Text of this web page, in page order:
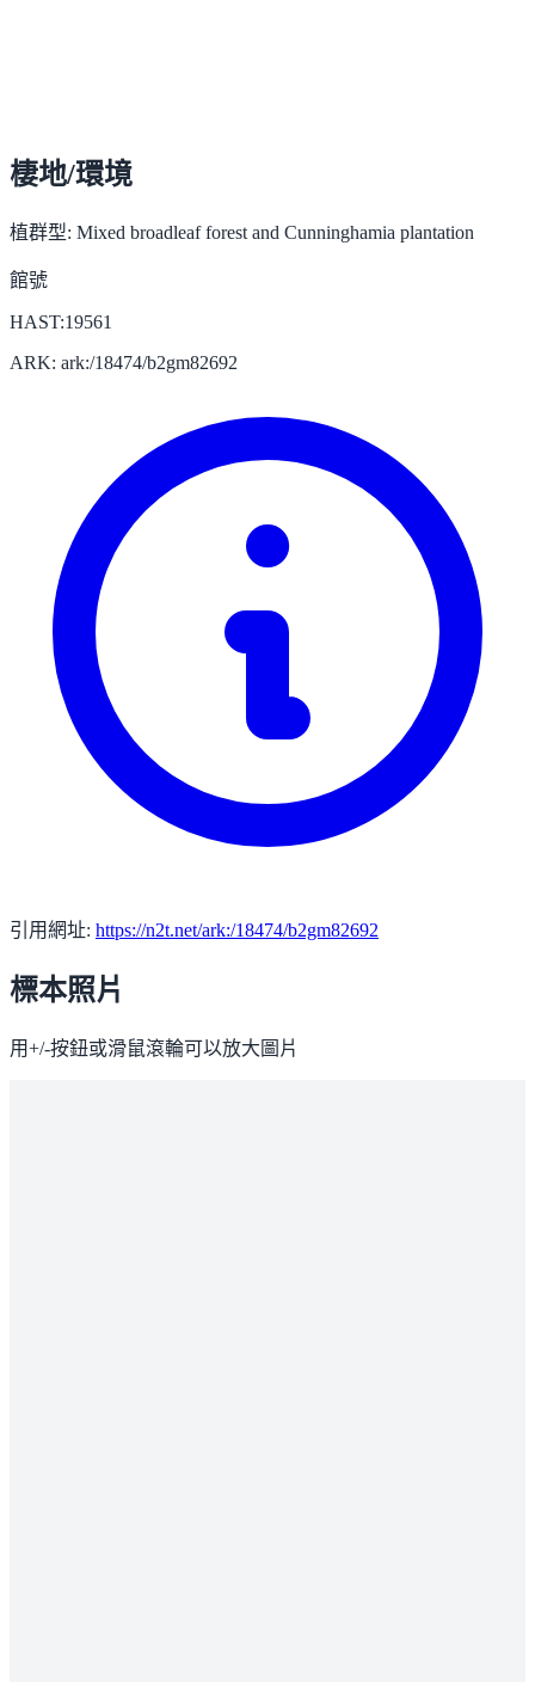
棲地/環境
植群型: Mixed broadleaf forest and Cunninghamia plantation
館號
HAST:19561
ARK: ark:/18474/b2gm82692
引用網址: https://n2t.net/ark:/18474/b2gm82692
標本照片
用+/-按鈕或滑鼠滾輪可以放大圖片